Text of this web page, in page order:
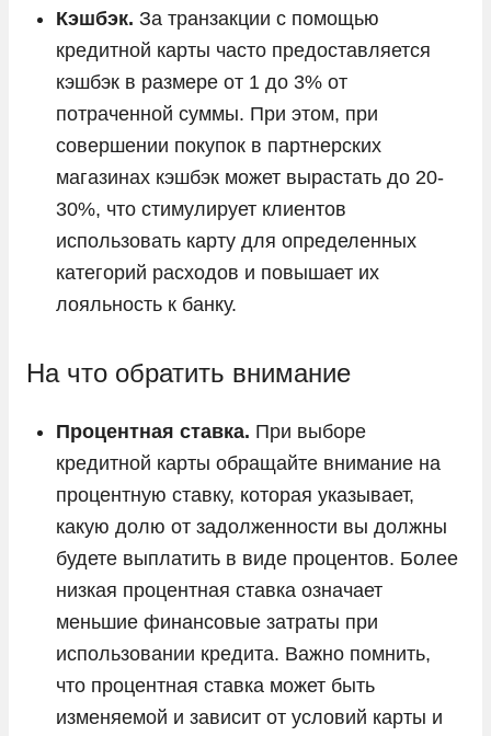
Кэшбэк. За транзакции с помощью
кредитной карты часто предоставляется
кэшбэк в размере от 1 до 3% от
потраченной суммы. При этом, при
совершении покупок в партнерских
магазинах кэшбэк может вырастать до 20-
30%, что стимулирует клиентов
использовать карту для определенных
категорий расходов и повышает их
лояльность к банку.
На что обратить внимание
Процентная ставка. При выборе
кредитной карты обращайте внимание на
процентную ставку, которая указывает,
какую долю от задолженности вы должны
будете выплатить в виде процентов. Более
низкая процентная ставка означает
меньшие финансовые затраты при
использовании кредита. Важно помнить,
что процентная ставка может быть
изменяемой и зависит от условий карты и